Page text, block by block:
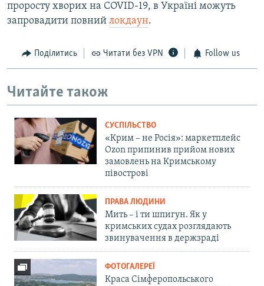
проросту хворих на COVID-19, в Україні можуть
запровадити повний локдаун.
Поділитись Читати без VPN Follow us
Читайте також
СУСПІЛЬСТВО
«Крим – не Росія»: маркетплейс
Ozon припинив прийом нових
замовлень на Кримському
півострові
ПРАВА ЛЮДИНИ
Мить – і ти шпигун. Як у
кримських судах розглядають
звинувачення в держзраді
ФОТОГАЛЕРЕЇ
Краса Сімферопольського